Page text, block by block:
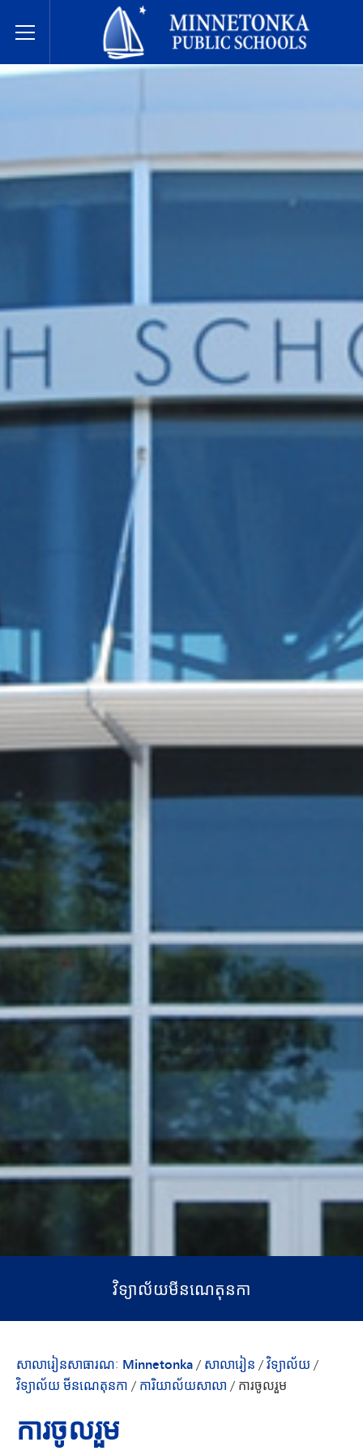
Toggle Menu
សាលារៀនសាធារណៈ Minnetonka
វិទ្យាល័យមីនណេតុនកា
សាលារៀនសាធារណៈ Minnetonka/ សាលារៀន /វិទ្យាល័យ /
វិទ្យាល័យ មីនណេតុនកា / ការិយាល័យសាលា / ការចូលរួម
ការចូលរួម